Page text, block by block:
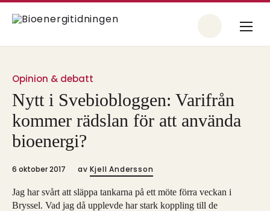
Opinion & debatt
Nytt i Svebiobloggen: Varifrån
kommer rädslan för att använda
bioenergi?
6 oktober 2017 av Kjell Andersson
Jag har svårt att släppa tankarna på ett möte förra veckan i
Bryssel. Vad jag då upplevde har stark koppling till de